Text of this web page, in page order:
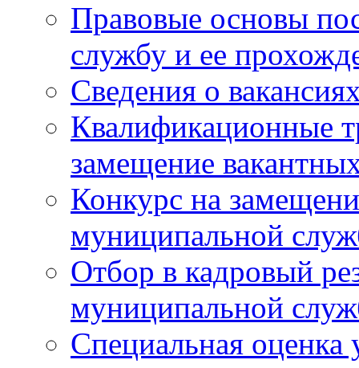
Правовые основы
службу и ее
Сведения о
Квалификационные
замещение
Конкурс на
муниципальной
Отбор в кадровый
муниципальной
Специальная оценка